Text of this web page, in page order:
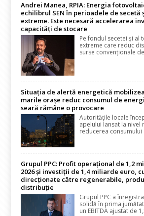
Andrei Manea, RPIA: Energia
echilibrul SEN în perioadele de secetă
extreme. Este necesară accelerarea
capacități de stocare
Pe fondul secetei și al
extreme care reduc
surse convenționale
Situația de alertă energetică
marile orașe reduc consumul de
seară rămâne o provocare
Autoritățile locale
apelului lansat la nivel
reducerea consumului
Grupul PPC: Profit operațional de 1,2
2026 și investiții de 1,4 miliarde euro,
direcționate către regenerabile,
distribuție
Grupul PPC a
solidă în prima
un EBITDA ajustat de